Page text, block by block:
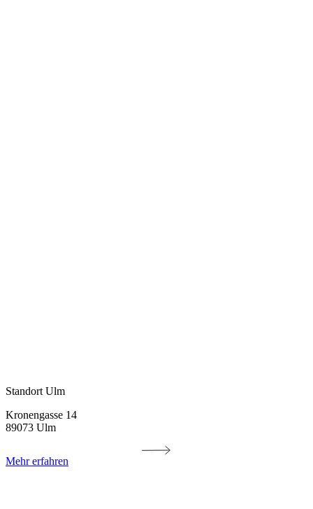
Standort Ulm
Kronengasse 14
89073 Ulm
Mehr erfahren